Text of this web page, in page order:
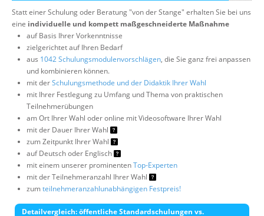
Statt einer Schulung oder Beratung "von der Stange" erhalten Sie bei uns
eine individuelle und kompett maßgeschneiderte Maßnahme
auf Basis Ihrer Vorkenntnisse
zielgerichtet auf Ihren Bedarf
aus 1042 Schulungsmodulenvorschlägen, die Sie ganz frei anpassen
und kombinieren können.
mit derSchulungsmethode und der Didaktik Ihrer Wahl
mit Ihrer Festlegung zu Umfang und Thema von praktischen
Teilnehmerübungen
am Ort Ihrer Wahl oder online mit Videosoftware Ihrer Wahl
mit der Dauer Ihrer Wahl
zum Zeitpunkt Ihrer Wahl
auf Deutsch oder Englisch
mit einem unserer prominentenTop-Experten
mit der Teilnehmeranzahl Ihrer Wahl
zumteilnehmeranzahlunabhängigen Festpreis!
Detailvergleich: öffentliche Standardschulungen vs.